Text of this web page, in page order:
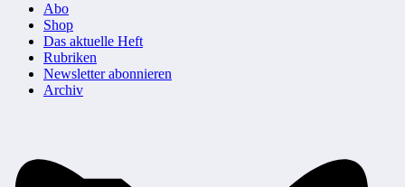
Abo
Shop
Das aktuelle Heft
Rubriken
Newsletter abonnieren
Archiv